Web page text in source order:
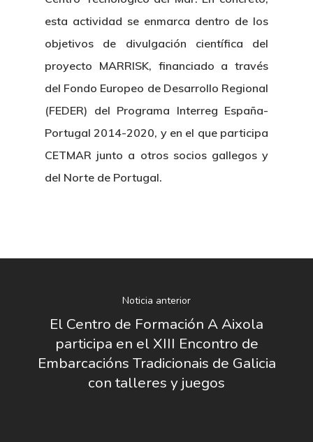
esta actividad se enmarca dentro de los
objetivos de divulgación científica del
proyecto MARRISK, financiado a través
del Fondo Europeo de Desarrollo Regional
(FEDER) del Programa Interreg España-
Portugal 2014-2020, y en el que participa
CETMAR junto a otros socios gallegos y
del Norte de Portugal.
Noticia anterior
El Centro de Formación A Aixola
participa en el XIII Encontro de
Embarcacións Tradicionais de Galicia
con talleres y juegos
Nosotros
Organización
Directorio De Personal
Patronato
Identidad Corporativa
Novedades
Actualidad
Eventos
Proyectos
Publicaciones
Memoria
Contratación
Plan De Igualdad